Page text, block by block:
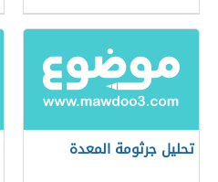
تحليل جرثومة المعدة